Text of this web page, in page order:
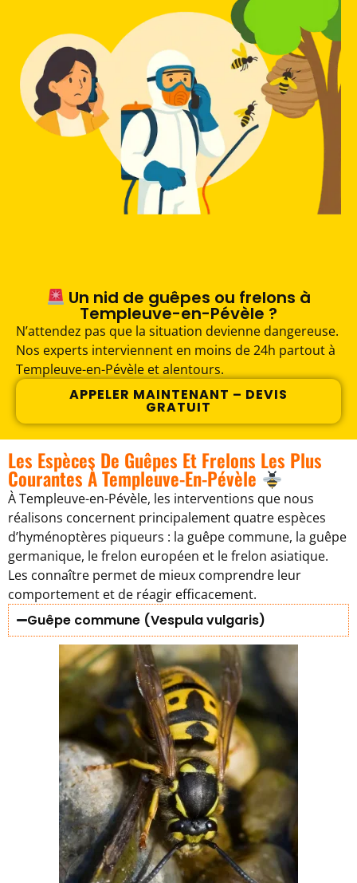
Un nid de guêpes ou frelons à
Templeuve-en-Pévèle ?
N’attendez pas que la situation devienne dangereuse.
Nos experts interviennent en moins de 24h partout à
Templeuve-en-Pévèle et alentours.
APPELER MAINTENANT – DEVIS
GRATUIT
Les Espèces De Guêpes Et Frelons Les Plus
Courantes À Templeuve-En-Pévèle
À Templeuve-en-Pévèle, les interventions que nous
réalisons concernent principalement quatre espèces
d’hyménoptères piqueurs : la guêpe commune, la guêpe
germanique, le frelon européen et le frelon asiatique.
Les connaître permet de mieux comprendre leur
comportement et de réagir efficacement.
Guêpe commune (Vespula vulgaris)